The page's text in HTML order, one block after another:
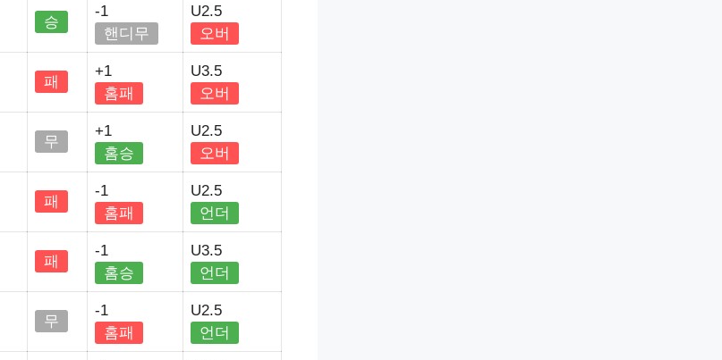
승
-1
핸디무
U2.5
오버
패
+1
홈패
U3.5
오버
무
+1
홈승
U2.5
오버
패
-1
홈패
U2.5
언더
패
-1
홈승
U3.5
언더
무
-1
홈패
U2.5
언더